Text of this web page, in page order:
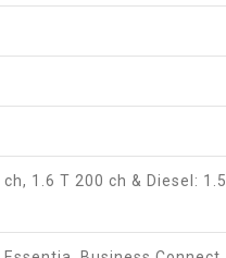
1.6 T 200 ch & Diesel: 1.5